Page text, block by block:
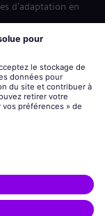
d'adaptation en
conditions
AG.